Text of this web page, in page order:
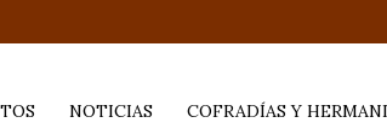
NOTICIAS COFRADÍAS Y